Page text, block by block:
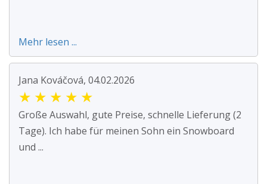
Mehr lesen ...
Jana Kováčová, 04.02.2026
★ ★ ★ ★ ★
Große Auswahl, gute Preise, schnelle Lieferung (2
Tage). Ich habe für meinen Sohn ein Snowboard
und ...